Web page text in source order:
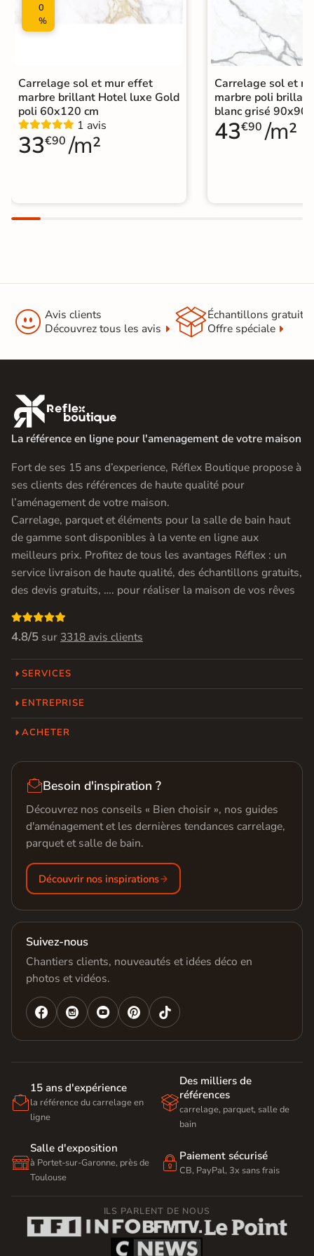
0
%
Carrelage sol et mur effet
marbre brillant Hotel luxe Gold
poli 60x120 cm
1 avis
33€90 /m²
Carrelage sol et
marbre poli
blanc grisé 90x90
43€90 /m²
 Avis clients
Découvrez tous les avis
Échantillons gratuit
Offre spéciale

La référence en ligne pour l'amenagement de votre maison
Fort de ses 15 ans d’experience, Réflex Boutique propose à
ses clients des références de haute qualité pour
l’aménagement de votre maison.
Carrelage, parquet et éléments pour la salle de bain haut
de gamme sont disponibles à la vente en ligne aux
meilleurs prix. Profitez de tous les avantages Réflex : un
service livraison de haute qualité, des échantillons gratuits,
des devis gratuits, …. pour réaliser la maison de vos rêves

4.8/5 sur 3318 avis clients
SERVICES
ENTREPRISE
ACHETER
Besoin d'inspiration ?
Découvrez nos conseils « Bien choisir », nos guides
d'aménagement et les dernières tendances carrelage,
parquet et salle de bain.
Découvrir nos inspirations
Suivez-nous
Chantiers clients, nouveautés et idées déco en
photos et vidéos.
   

15 ans d'expérience
la référence du carrelage en
ligne

Des milliers de
références
carrelage, parquet, salle de
bain

Salle d'exposition
à Portet-sur-Garonne, près de
Toulouse
 Paiement sécurisé
CB, PayPal, 3x sans frais
ILS PARLENT DE NOUS